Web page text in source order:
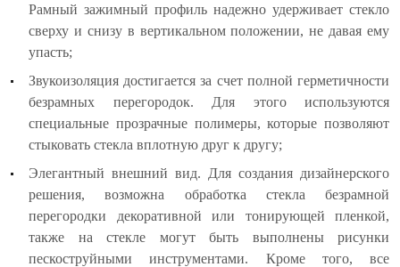
Рамный зажимный профиль надежно удерживает стекло
сверху и снизу в вертикальном положении, не давая ему
упасть;
Звукоизоляция достигается за счет полной герметичности
безрамных перегородок. Для этого используются
специальные прозрачные полимеры, которые позволяют
стыковать стекла вплотную друг к другу;
Элегантный внешний вид. Для создания дизайнерского
решения, возможна обработка стекла безрамной
перегородки декоративной или тонирующей пленкой,
также на стекле могут быть выполнены рисунки
пескоструйными инструментами. Кроме того, все